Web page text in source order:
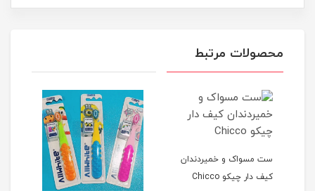
محصولات مرتبط
ست مسواک و خمیردندان
کیف دار چیکو Chicco